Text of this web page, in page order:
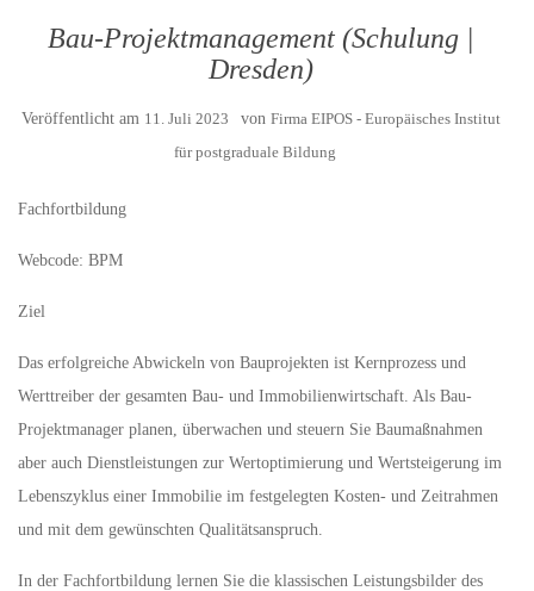
Bau-Projektmanagement (Schulung |
Dresden)
Veröffentlicht am 11. Juli 2023 von Firma EIPOS - Europäisches Institut
für postgraduale Bildung
Fachfortbildung
Webcode: BPM
Ziel
Das erfolgreiche Abwickeln von Bauprojekten ist Kernprozess und
Werttreiber der gesamten Bau- und Immobilienwirtschaft. Als Bau-
Projektmanager planen, überwachen und steuern Sie Baumaßnahmen
aber auch Dienstleistungen zur Wertoptimierung und Wertsteigerung im
Lebenszyklus einer Immobilie im festgelegten Kosten- und Zeitrahmen
und mit dem gewünschten Qualitätsanspruch.
In der Fachfortbildung lernen Sie die klassischen Leistungsbilder des